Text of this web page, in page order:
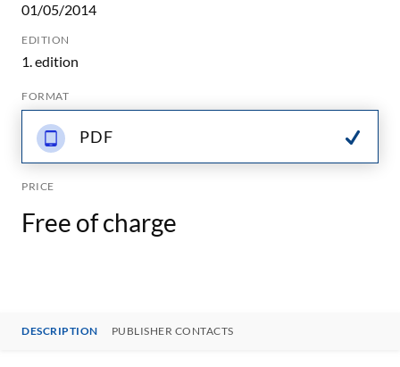
01/05/2014
EDITION
1. edition
FORMAT
PDF
PRICE
Free of charge
DESCRIPTION PUBLISHER CONTACTS